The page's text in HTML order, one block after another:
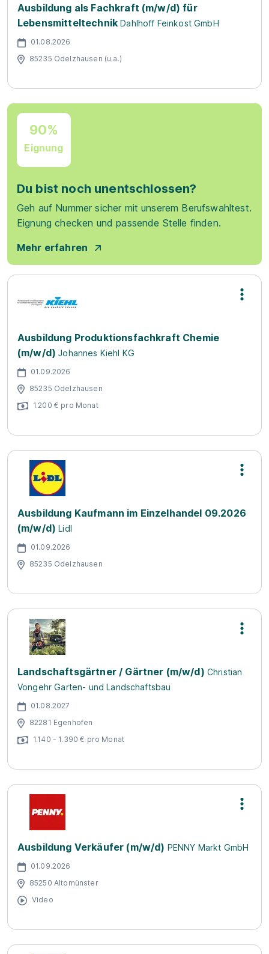
Ausbildung als Fachkraft (m/w/d) für
Lebensmitteltechnik Dahlhoff Feinkost GmbH
01.08.2026
85235 Odelzhausen (u.a.)
90%
Eignung
Du bist noch unentschlossen?
Geh auf Nummer sicher mit unserem Berufswahltest.
Eignung checken und passende Stelle finden.
Mehr erfahren
Ausbildung Produktionsfachkraft Chemie
(m/w/d) Johannes Kiehl KG
01.09.2026
85235 Odelzhausen
1.200 € pro Monat
Ausbildung Kaufmann im Einzelhandel 09.2026
(m/w/d) Lidl
01.09.2026
85235 Odelzhausen
Landschaftsgärtner / Gärtner (m/w/d) Christian
Vongehr Garten- und Landschaftsbau
01.08.2027
82281 Egenhofen
1.140 - 1.390 € pro Monat
Ausbildung Verkäufer (m/w/d) PENNY Markt GmbH
01.09.2026
85250 Altomünster
Video